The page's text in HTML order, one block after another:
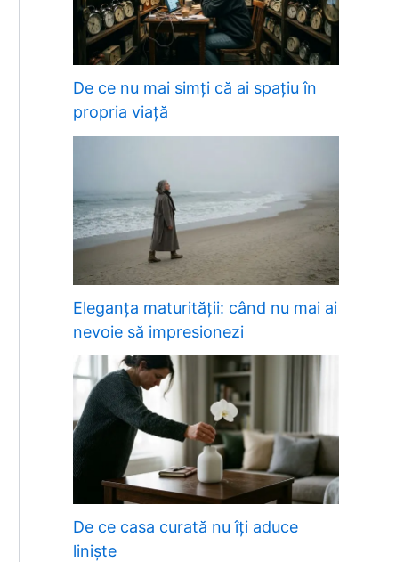
De ce nu mai simți că ai spațiu în
propria viață
Eleganța maturității: când nu mai ai
nevoie să impresionezi
De ce casa curată nu îți aduce
liniște